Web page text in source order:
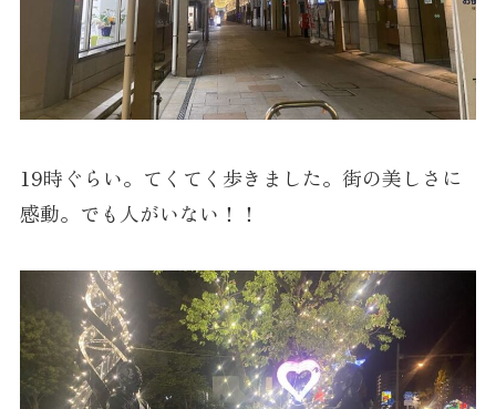
19時ぐらい。てくてく歩きました。街の美しさに
感動。でも人がいない！！